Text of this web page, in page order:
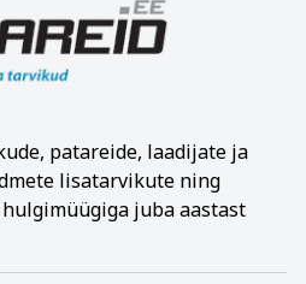
patareide, laadijate ja
lisatarvikute ning
juba aastast